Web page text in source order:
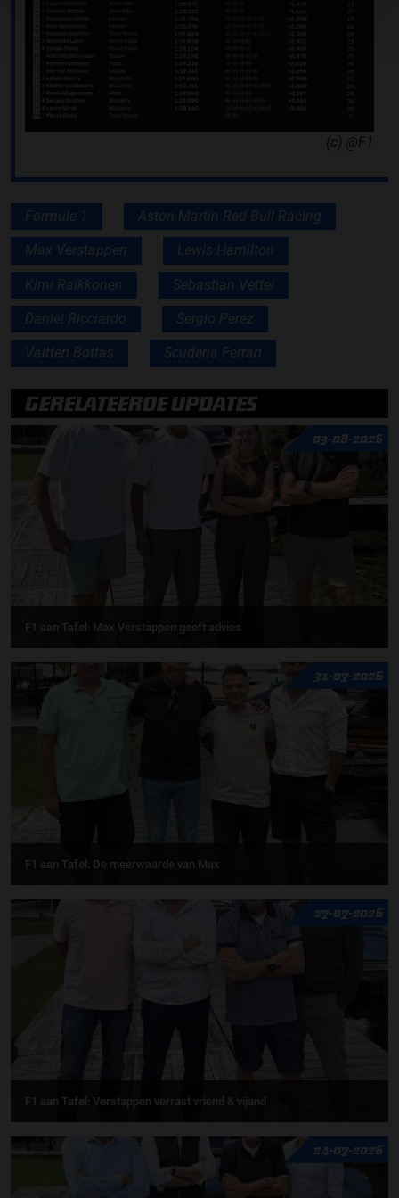
(c) @F1
Formule 1 Aston Martin Red Bull Racing
Max Verstappen Lewis Hamilton
Kimi Raikkonen Sebastian Vettel
Daniel Ricciardo Sergio Perez
Valtteri Bottas Scuderia Ferrari
GERELATEERDE UPDATES
03-08-2026
F1 aan Tafel: Max Verstappen geeft advies
31-07-2026
F1 aan Tafel: De meerwaarde van Max
27-07-2026
F1 aan Tafel: Verstappen verrast vriend & vijand
24-07-2026